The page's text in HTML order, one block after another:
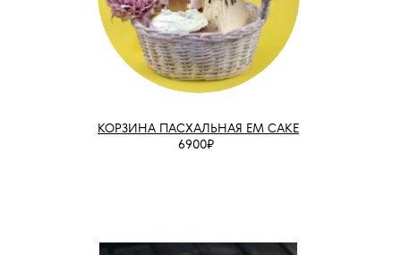
КОРЗИНА ПАСХАЛЬНАЯ EM CAKE
6900₽